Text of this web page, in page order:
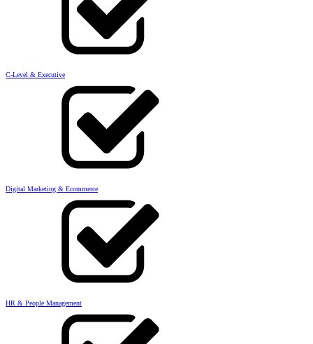
C-Level & Executive
Digital Marketing & Ecommerce
HR & People Management